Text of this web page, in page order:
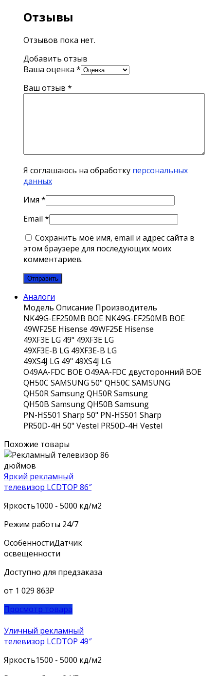
Отзывы
Отзывов пока нет.
Добавить отзыв
Ваша оценка *
Ваш отзыв *
Я соглашаюсь на обработку персональных
данных
Имя *
Email *
Сохранить моё имя, email и адрес сайта в
этом браузере для последующих моих
комментариев.
Аналоги
Модель Описание Производитель
NK49G-EF250MB BOE NK49G-EF250MB BOE
49WF25E Hisense 49WF25E Hisense
49XF3E LG 49" 49XF3E LG
49XF3E-B LG 49XF3E-B LG
49XS4J LG 49" 49XS4J LG
O49AA-FDC BOE O49AA-FDC двусторонний BOE
QH50C SAMSUNG 50" QH50C SAMSUNG
QH50RSamsung QH50RSamsung
QH50B Samsung QH50B Samsung
PN-HS501 Sharp 50" PN-HS501 Sharp
PR50D-4H 50" Vestel PR50D-4H Vestel
Похожие товары
Яркий рекламный
телевизор LCDTOP 86″
Яркость1000 - 5000 кд/м2
Режим работы 24/7
ОсобенностиДатчик
освещенности
Доступно для предзаказа
от 1 029 863₽
Просмотр товара
Уличный рекламный
телевизор LCDTOP 49″
Яркость1500 - 5000 кд/м2